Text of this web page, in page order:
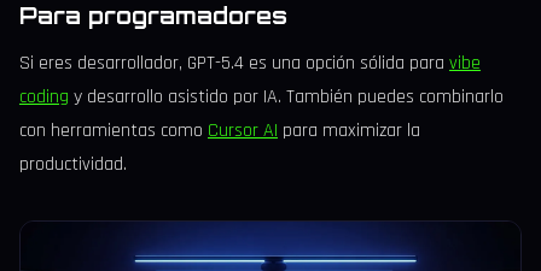
Para programadores
Si eres desarrollador, GPT-5.4 es una opción sólida para vibe
coding y desarrollo asistido por IA. También puedes combinarlo
con herramientas como Cursor AI para maximizar la
productividad.